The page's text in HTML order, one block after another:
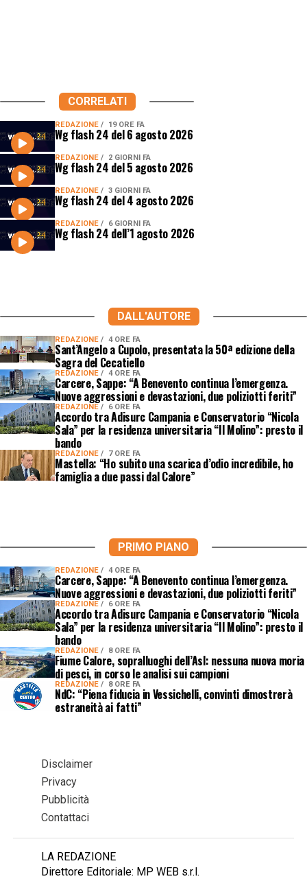
CORRELATI
REDAZIONE 19 ORE FA
Wg flash 24 del 6 agosto 2026
REDAZIONE 2 GIORNI FA
Wg flash 24 del 5 agosto 2026
REDAZIONE 3 GIORNI FA
Wg flash 24 del 4 agosto 2026
REDAZIONE 6 GIORNI FA
Wg flash 24 dell’1 agosto 2026
DALL'AUTORE
REDAZIONE 4 ORE FA
Sant’Angelo a Cupolo, presentata la 50ª edizione della
Sagra del Cecatiello
REDAZIONE 4 ORE FA
Carcere, Sappe: “A Benevento continua l’emergenza.
Nuove aggressioni e devastazioni, due poliziotti feriti”
REDAZIONE 6 ORE FA
Accordo tra Adisurc Campania e Conservatorio “Nicola
Sala” per la residenza universitaria “Il Molino”: presto il
bando
REDAZIONE 7 ORE FA
Mastella: “Ho subito una scarica d’odio incredibile, ho
famiglia a due passi dal Calore”
PRIMO PIANO
REDAZIONE 4 ORE FA
Carcere, Sappe: “A Benevento continua l’emergenza.
Nuove aggressioni e devastazioni, due poliziotti feriti”
REDAZIONE 6 ORE FA
Accordo tra Adisurc Campania e Conservatorio “Nicola
Sala” per la residenza universitaria “Il Molino”: presto il
bando
REDAZIONE 8 ORE FA
Fiume Calore, sopralluoghi dell’Asl: nessuna nuova moria
di pesci, in corso le analisi sui campioni
REDAZIONE 8 ORE FA
NdC: “Piena fiducia in Vessichelli, convinti dimostrerà
estraneità ai fatti”
Disclaimer
Privacy
Pubblicità
Contattaci
LA REDAZIONE
Direttore Editoriale: MP WEB s.r.l.